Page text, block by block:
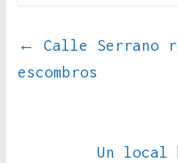
←
Calle Serrano
escombros
Un local